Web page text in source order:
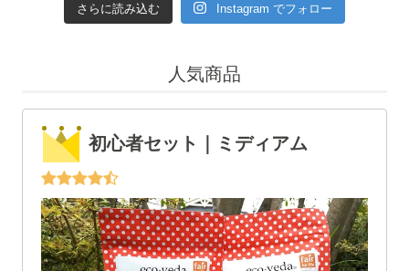
さらに読み込む Instagram でフォロー
人気商品
初心者セット｜ミディアム